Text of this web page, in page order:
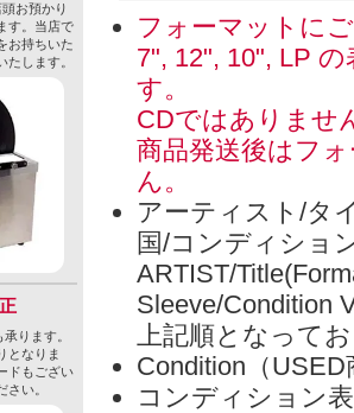
お預かり
す。当店で
お持ちいた
たします。
ります。
となりま
ドもござい
さい。
フォーマットに
7", 12", 10", LP
す。
CDではありませ
商品発送後はフ
ん。
アーティスト/タ
国/コンディショ
ARTIST/
Sleeve/Condition
上記順となって
Condition（
コンディション